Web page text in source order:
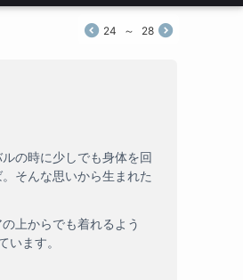
24 ～ 28
の時に少しでも身体を回
そんな思いから生まれた
上からでも着れるよう
います。